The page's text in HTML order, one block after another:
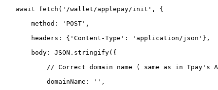
   await fetch('/wallet/applepay/init', {
       method: 'POST',
       headers: {'Content-Type': 'application/json'},
       body: JSON.stringify({
// Correct domain name ( same as in Tpay's
           domainName: '',